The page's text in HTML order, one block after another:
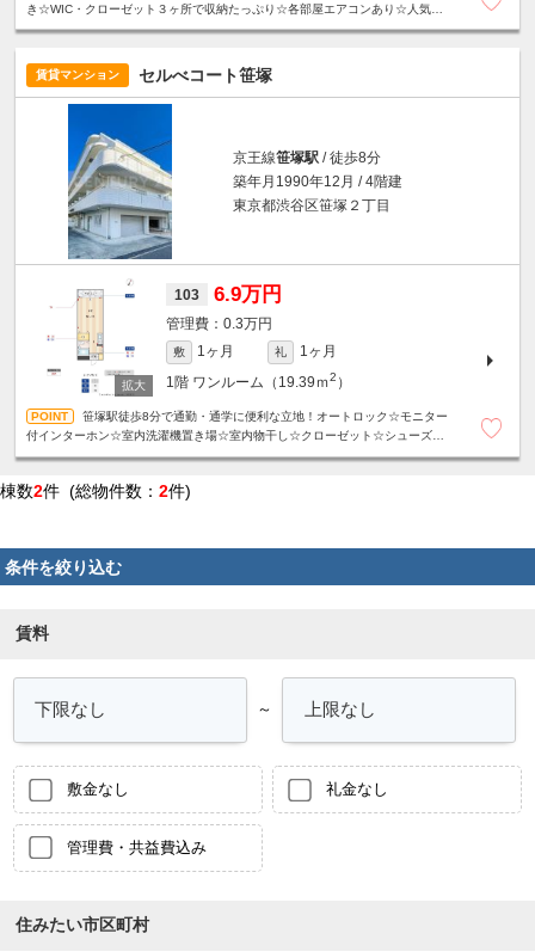
き☆WIC・クローゼット３ヶ所で収納たっぷり☆各部屋エアコンあり☆人気の
賃貸マンション セルべコート笹塚
京王線笹塚駅 / 徒歩8分
築年月1990年12月 / 4階建
東京都渋谷区笹塚２丁目
103 6.9万円
0.3万円
敷 1ヶ月 礼
1ヶ月
1階 ワンルーム（19.39ｍ2 ）
笹塚駅徒歩8分で通勤・通学に便利な立地！オートロック☆モニター
付インターホン☆室内洗濯機置き場☆室内物干し☆クローゼット☆シューズボ
棟数2件 (総物件数： 2件)
条件を絞り込む
賃料
～
敷金なし 礼金なし
管理費・共益費込み
住みたい市区町村